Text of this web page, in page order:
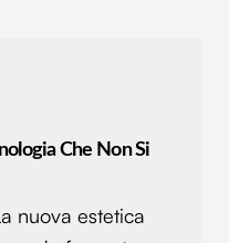
Che Non Si
nuova estetica